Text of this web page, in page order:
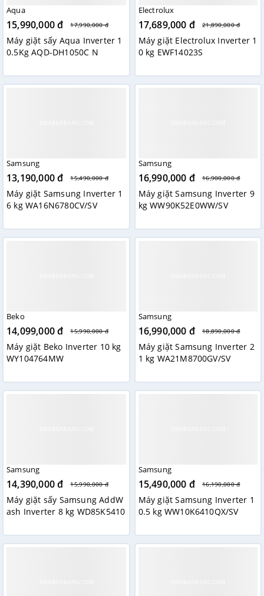
Aqua
15,990,000 đ 17,990,000 đ
Máy giặt sấy Aqua Inverter 1
0.5Kg AQD-DH1050C N
Electrolux
17,689,000 đ 21,890,000 đ
Máy giặt Electrolux Inverter 1
0 kg EWF14023S
Samsung
13,190,000 đ 15,490,000 đ
Máy giặt Samsung Inverter 1
6 kg WA16N6780CV/SV
Samsung
16,990,000 đ 16,900,000 đ
Máy giặt Samsung Inverter 9
kg WW90K52E0WW/SV
Beko
14,099,000 đ 15,990,000 đ
Máy giặt Beko Inverter 10 kg
WY104764MW
Samsung
16,990,000 đ 18,890,000 đ
Máy giặt Samsung Inverter 2
1 kg WA21M8700GV/SV
Samsung
14,390,000 đ 15,990,000 đ
Máy giặt sấy Samsung AddW
ash Inverter 8 kg WD85K5410
Samsung
15,490,000 đ 16,190,000 đ
Máy giặt Samsung Inverter 1
0.5 kg WW10K6410QX/SV